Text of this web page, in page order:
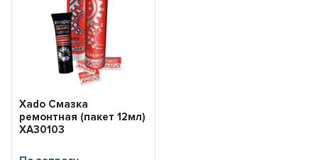
Xado Смазка
ремонтная (пакет 12мл)
XA30103